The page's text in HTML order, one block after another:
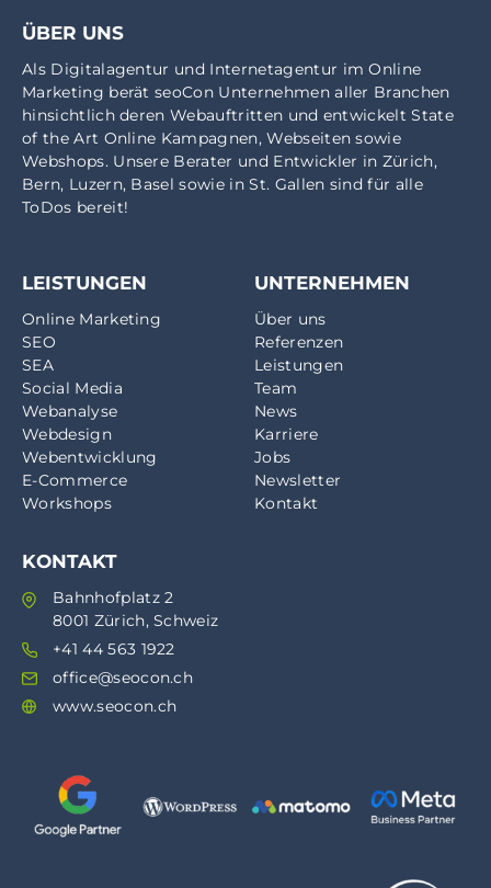
ÜBER UNS
Als Digitalagentur und Internetagentur imOnline
Marketing berät seoCon Unternehmen aller Branchen
hinsichtlich deren Webauftritten und entwickelt State
of the Art Online Kampagnen, Webseiten sowie
Webshops. Unsere Berater und Entwickler in Zürich,
Bern, Luzern, Basel sowie inSt. Gallen sind für alle
ToDos bereit!
LEISTUNGEN
Online Marketing
SEO
SEA
Social Media
Webanalyse
Webdesign
Webentwicklung
E-Commerce
Workshops
UNTERNEHMEN
Über uns
Referenzen
Leistungen
Team
News
Karriere
Jobs
Newsletter
Kontakt
KONTAKT
Bahnhofplatz 2
8001 Zürich, Schweiz
+41 44 563 1922
office@seocon.ch
www.seocon.ch